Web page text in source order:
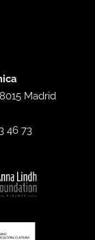
Madrid
46 73